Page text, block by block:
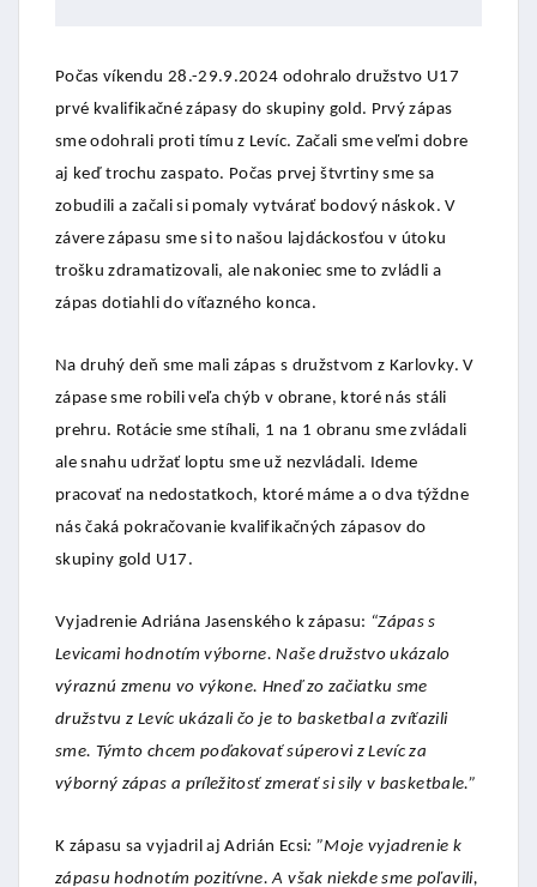
Počas víkendu 28.-29.9.2024 odohralo družstvo U17
prvé kvalifikačné zápasy do skupiny gold. Prvý zápas
sme odohrali proti tímu z Levíc. Začali sme veľmi dobre
aj keď trochu zaspato. Počas prvej štvrtiny sme sa
zobudili a začali si pomaly vytvárať bodový náskok. V
závere zápasu sme si to našou lajdáckosťou v útoku
trošku zdramatizovali, ale nakoniec sme to zvládli a
zápas dotiahli do víťazného konca.
Na druhý deň sme mali zápas s družstvom z Karlovky. V
zápase sme robili veľa chýb v obrane, ktoré nás stáli
prehru. Rotácie sme stíhali, 1 na 1 obranu sme zvládali
ale snahu udržať loptu sme už nezvládali. Ideme
pracovať na nedostatkoch, ktoré máme a o dva týždne
nás čaká pokračovanie kvalifikačných zápasov do
skupiny gold U17.
Vyjadrenie Adriána Jasenského k zápasu: “Zápas s
Levicami hodnotím výborne. Naše družstvo ukázalo
výraznú zmenu vo výkone. Hneď zo začiatku sme
družstvu z Levíc ukázali čo je to basketbal a zvíťazili
sme. Týmto chcem poďakovať súperovi z Levíc za
výborný zápas a príležitosť zmerať si sily v basketbale.”
K zápasu sa vyjadril aj Adrián Ecsi: ”Moje vyjadrenie k
zápasu hodnotím pozitívne. A však niekde sme poľavili,